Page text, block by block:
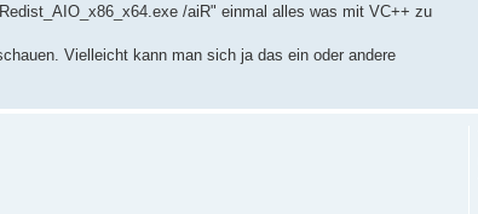
/aiR" einmal alles was mit VC++ zu
Vielleicht kann man sich ja das ein oder andere